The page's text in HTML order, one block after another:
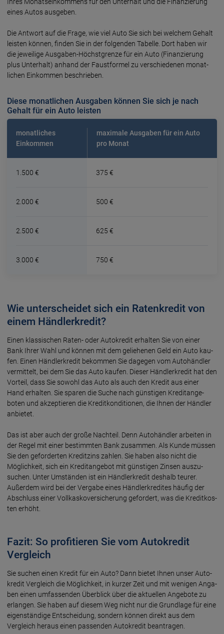
eines Autos aus­geben.
Die Antwort auf die Frage, wie viel Auto Sie sich bei welchem Gehalt
leis­ten können, finden Sie in der folgen­den Tabelle. Dort haben wir
die jewei­lige Ausgaben-Höchst­grenze für ein Auto (Finan­zierung
plus Unter­halt) anhand der Faust­formel zu verschie­denen monat­
lichen Einkom­men beschrie­ben.
Diese monatlichen Ausgaben können Sie sich je nach
Gehalt für ein Auto leisten
monatliches
Einkommen
maximale Ausgaben für ein Auto
pro Monat
1.500 € 375 €
2.000 € 500 €
2.500 € 625 €
3.000 € 750 €
Wie unterscheidet sich ein Ratenkredit von
einem Händlerkredit?
Einen klassischen Raten- oder Auto­kredit erhal­ten Sie von einer
Bank Ihrer Wahl und können mit dem gelie­henen Geld ein Auto kau­
fen. Einen Händler­kredit bekom­men Sie dagegen vom Auto­händ­ler
vermit­telt, bei dem Sie das Auto kaufen. Dieser Händler­kredit hat den
Vorteil, dass Sie sowohl das Auto als auch den Kredit aus einer
Hand erhalten. Sie sparen die Suche nach günstigen Kredit­ange­
boten und akzep­tieren die Kredit­kondi­tionen, die Ihnen der Händler
anbie­tet.
Das ist aber auch der große Nachteil. Denn Auto­händler arbei­ten in
der Regel mit einer bestimm­ten Bank zusam­men. Als Kunde müssen
Sie den gefor­derten Kredit­zins zahlen. Sie haben also nicht die
Möglich­keit, sich ein Kredit­ange­bot mit günsti­gen Zinsen auszu­
suchen. Unter Umstän­den ist ein Händler­kredit deshalb teurer.
Außer­dem wird bei der Vergabe eines Händler­kre­dites häufig der
Abschluss einer Voll­kasko­versiche­rung gefordert, was die Kredit­kos­
ten erhöht.
Fazit: So profitieren Sie vom Autokredit
Vergleich
Sie suchen einen Kredit für ein Auto? Dann bietet Ihnen unser Auto­
kredit Vergleich die Möglich­keit, in kurzer Zeit und mit wenigen Anga­
ben einen umfassen­den Über­blick über die aktuel­len Ange­bote zu
erlan­gen. Sie haben auf diesem Weg nicht nur die Grund­lage für eine
eigen­stän­dige Entschei­dung, sondern können direkt aus dem
Vergleich heraus einen passen­den Auto­kredit bean­tra­gen.